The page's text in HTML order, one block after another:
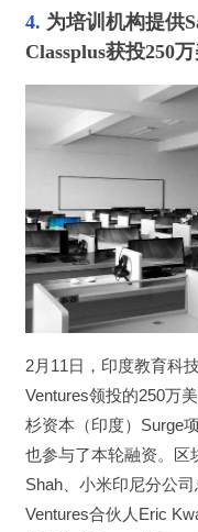
4. 为培训机构提供
Classplus获投250
2月11日，印度教育科
Ventures领投的250万
杉资本（印度）Surge
也参与了本轮融资。区
Shah、小米印尼分公
Ventures合伙人Eric